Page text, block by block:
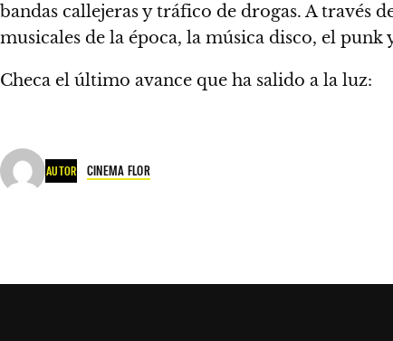
bandas callejeras y tráfico de drogas. A través
musicales de la época, la música disco, el punk
Checa el último avance que ha salido a la luz:
AUTOR CINEMA FLOR